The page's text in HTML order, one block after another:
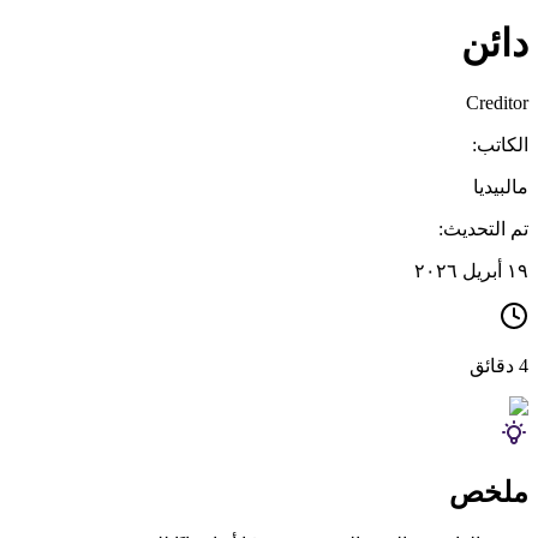
دائن
Creditor
الكاتب:
مالبيديا
تم التحديث:
١٩ أبريل ٢٠٢٦
4 دقائق
ملخص